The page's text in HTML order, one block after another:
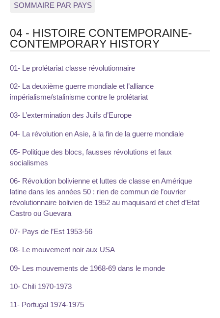
SOMMAIRE PAR PAYS
04 - HISTOIRE CONTEMPORAINE-
CONTEMPORARY HISTORY
01- Le prolétariat classe révolutionnaire
02- La deuxième guerre mondiale et l’alliance
impérialisme/stalinisme contre le prolétariat
03- L’extermination des Juifs d’Europe
04- La révolution en Asie, à la fin de la guerre mondiale
05- Politique des blocs, fausses révolutions et faux
socialismes
06- Révolution bolivienne et luttes de classe en Amérique
latine dans les années 50 : rien de commun de l’ouvrier
révolutionnaire bolivien de 1952 au maquisard et chef d’Etat
Castro ou Guevara
07- Pays de l’Est 1953-56
08- Le mouvement noir aux USA
09- Les mouvements de 1968-69 dans le monde
10- Chili 1970-1973
11- Portugal 1974-1975